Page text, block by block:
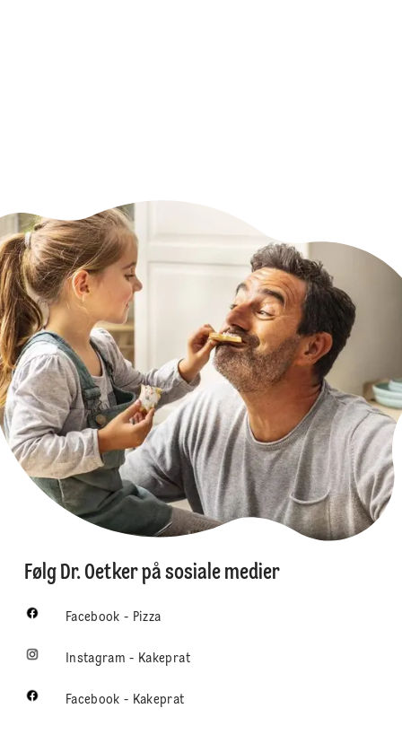
Følg Dr. Oetker på sosiale medier
Facebook - Pizza
Instagram - Kakeprat
Facebook - Kakeprat